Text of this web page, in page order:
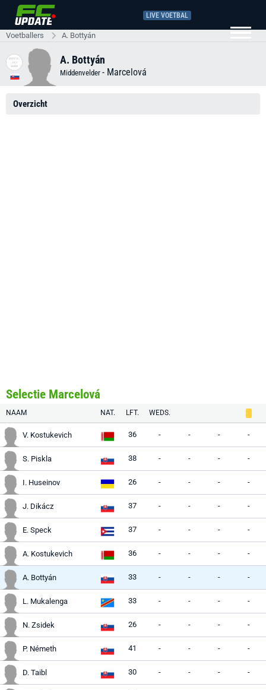
LIVE VOETBAL
Voetballers A. Bottyán
A. Bottyán
Middenvelder - Marcelová
Overzicht
Selectie Marcelová
NAAM NAT. LFT. WEDS.
V. Kostukevich 36 - - - -
S. Piskla 38 - - - -
I. Huseinov 26 - - - -
J. Dikácz 37 - - - -
E. Speck 37 - - - -
A. Kostukevich 36 - - - -
A. Bottyán 33 - - - -
L. Mukalenga 33 - - - -
N. Zsidek 26 - - - -
P. Németh 41 - - - -
D. Taibl 30 - - - -